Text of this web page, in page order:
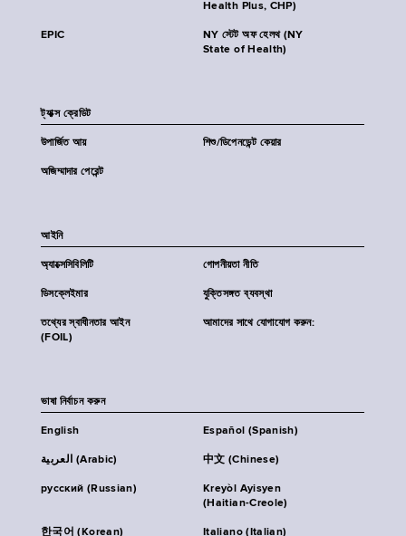
Health Plus, CHP)
EPIC
NY স্টেট অফ হেলথ (NY
State of Health)
ট্যাক্স ক্রেডিট
উপার্জিত আয় শিশু/ডিপেনডেন্ট কেয়ার
অজিম্মাদার পেরেন্ট
আইনি
অ্যাক্সেসিবিলিটি গোপনীয়তা নীতি
ডিসক্লেইমার যুক্তিসঙ্গত ব্যবস্থা
তথ্যের স্বাধীনতার আইন
(FOIL)
আমাদের সাথে যোগাযোগ করুন:
ভাষা নির্বাচন করুন
English Español (Spanish)
العربية (Arabic) 中文 (Chinese)
русский (Russian)
Kreyòl Ayisyen
(Haitian-Creole)
한국어 (Korean) Italiano (Italian)